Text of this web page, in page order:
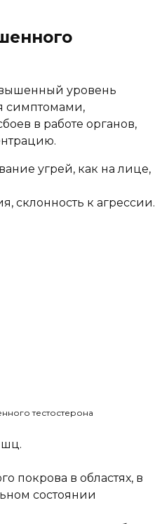
уровень
симптомами,
в работе органов,
угрей, как на лице,
склонность к агрессии.
тестостерона
покрова в областях, в
состоянии